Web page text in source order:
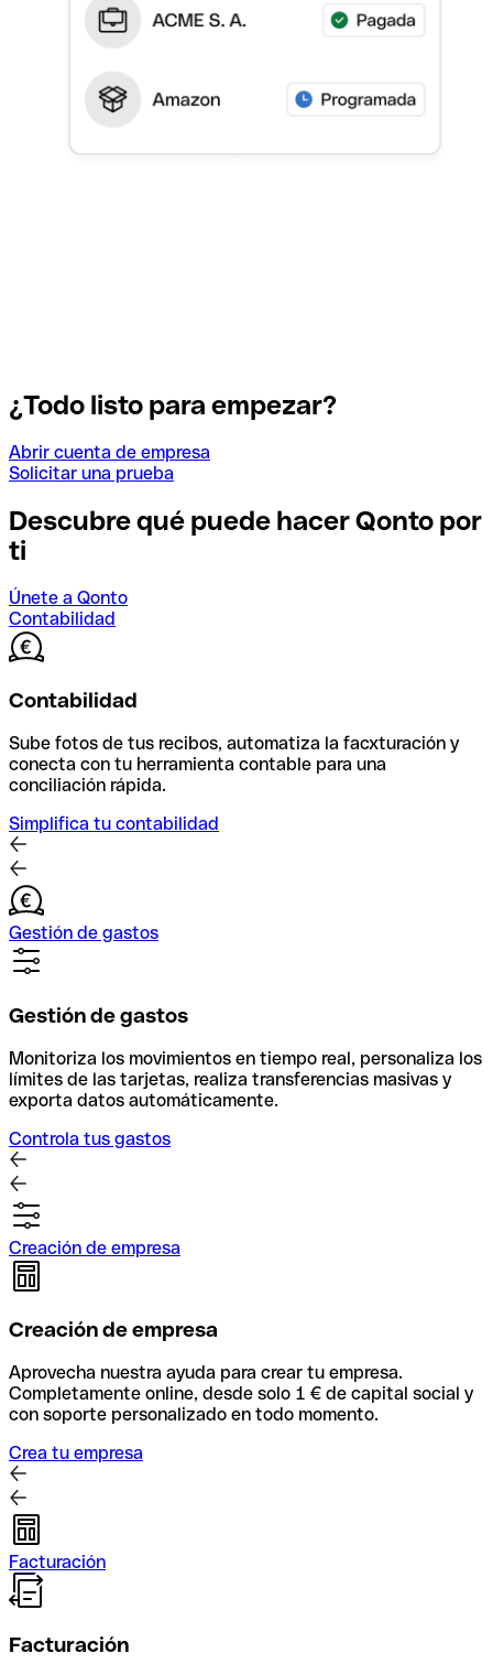
¿Todo listo para empezar?
Abrir cuenta de empresa
Solicitar una prueba
Descubre qué puede hacer Qonto por
ti
Únete a Qonto
Contabilidad
Contabilidad
Sube fotos de tus recibos, automatiza la facxturación y
conecta con tu herramienta contable para una
conciliación rápida.
Simplifica tu contabilidad
Gestión de gastos
Gestión de gastos
Monitoriza los movimientos en tiempo real, personaliza los
límites de las tarjetas, realiza transferencias masivas y
exporta datos automáticamente.
Controla tus gastos
Creación de empresa
Creación de empresa
Aprovecha nuestra ayuda para crear tu empresa.
Completamente online, desde solo 1 € de capital social y
con soporte personalizado en todo momento.
Crea tu empresa
Facturación
Facturación